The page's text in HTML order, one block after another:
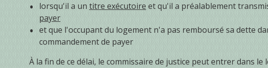
lorsqu'il a un titre exécutoire et qu'il a préalablement
payer
et que l'occupant du logement n'a pas remboursé sa dette
commandement de payer
À la fin de ce délai, le commissaire de justice peut entrer dans